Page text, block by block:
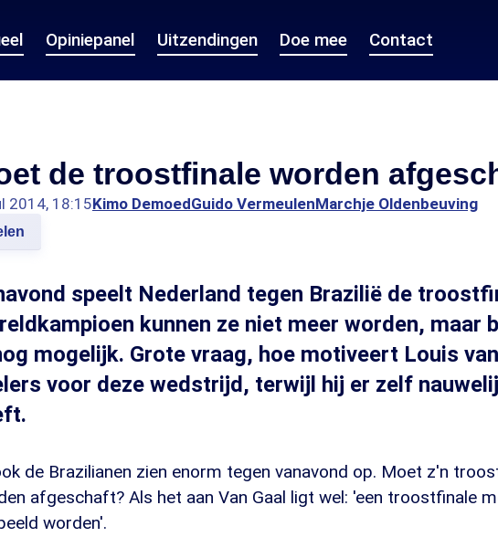
Opiniepanel Uitzendingen Doe mee Contact
de troostfinale worden
2014, 18:15Kimo DemoedGuido VermeulenMarchje Oldenbeuving
speelt Nederland tegen Brazilië de
kunnen ze niet meer worden, maar
mogelijk. Grote vraag, hoe motiveert Louis
voor deze wedstrijd, terwijl hij er zelf
de Brazilianen zien enorm tegen vanavond op. Moet z'n
afgeschaft? Als het aan Van Gaal ligt wel: 'een troostfinale
worden'.